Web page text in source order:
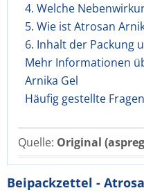
4. Welche
5. Wie ist Atrosan
6. Inhalt der Packung
Mehr Informationen
Arnika Gel
Häufig gestellte Fragen
Quelle: Original
Beipackzettel -